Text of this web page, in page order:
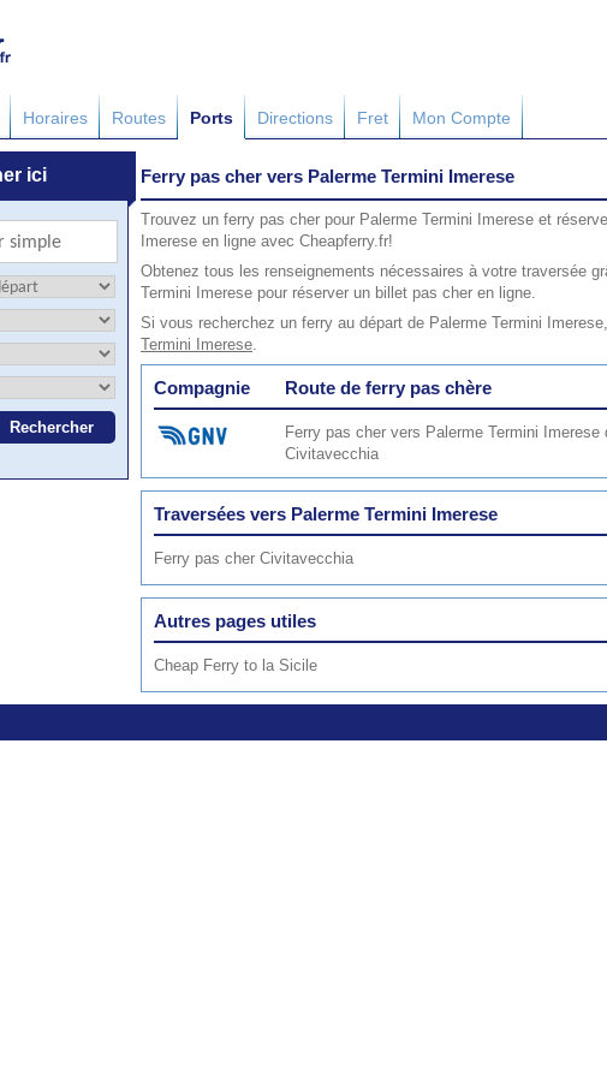
Horaires Routes Ports Directions Fret Mon Compte
Ferry pas cher vers Palerme Termini Imerese
Trouvez un ferry pas cher pour Palerme Termini Imerese et
Imerese en ligne avec Cheapferry.fr!
Obtenez tous les renseignements nécessaires à votre traversée
Termini Imerese pour réserver un billet pas cher en ligne.
Si vous recherchez un ferry au départ de Palerme Termini
Termini Imerese.
Compagnie Route de ferry pas chère
Ferry pas cher vers Palerme Termini Imerese
Civitavecchia
Traversées vers Palerme Termini Imerese
Ferry pas cher Civitavecchia
Autres pages utiles
Cheap Ferry to la Sicile